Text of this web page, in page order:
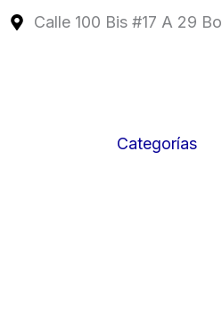
Calle 100 Bis #17 A 29
Categorías